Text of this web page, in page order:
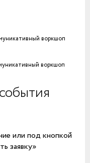
воркшоп
воркшоп
или под кнопкой
заявку»